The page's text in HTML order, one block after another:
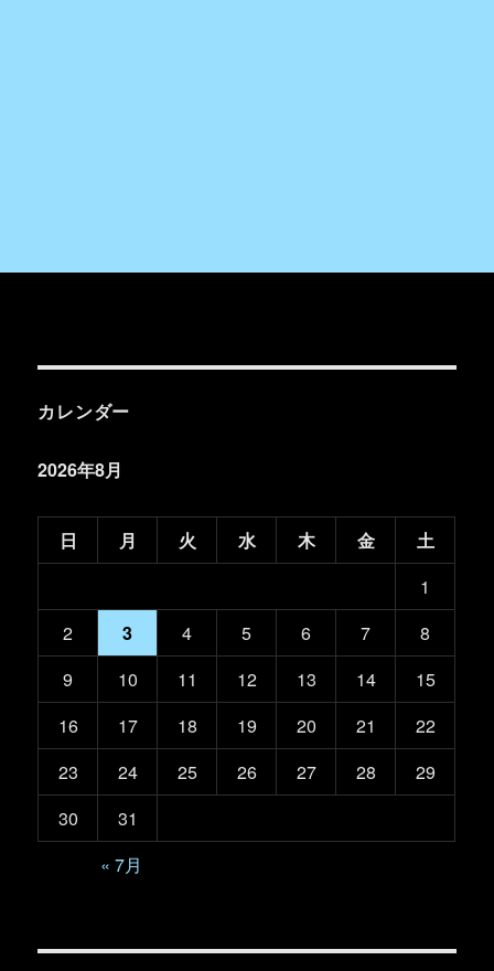
カレンダー
2026年8月
日 月 火 水 木 金
土
1
2
3 4 5 6 7
8
9
10 11 12 13 14
15
16
17 18 19 20 21
22
23
24 25 26 27 28
29
30
31
« 7月